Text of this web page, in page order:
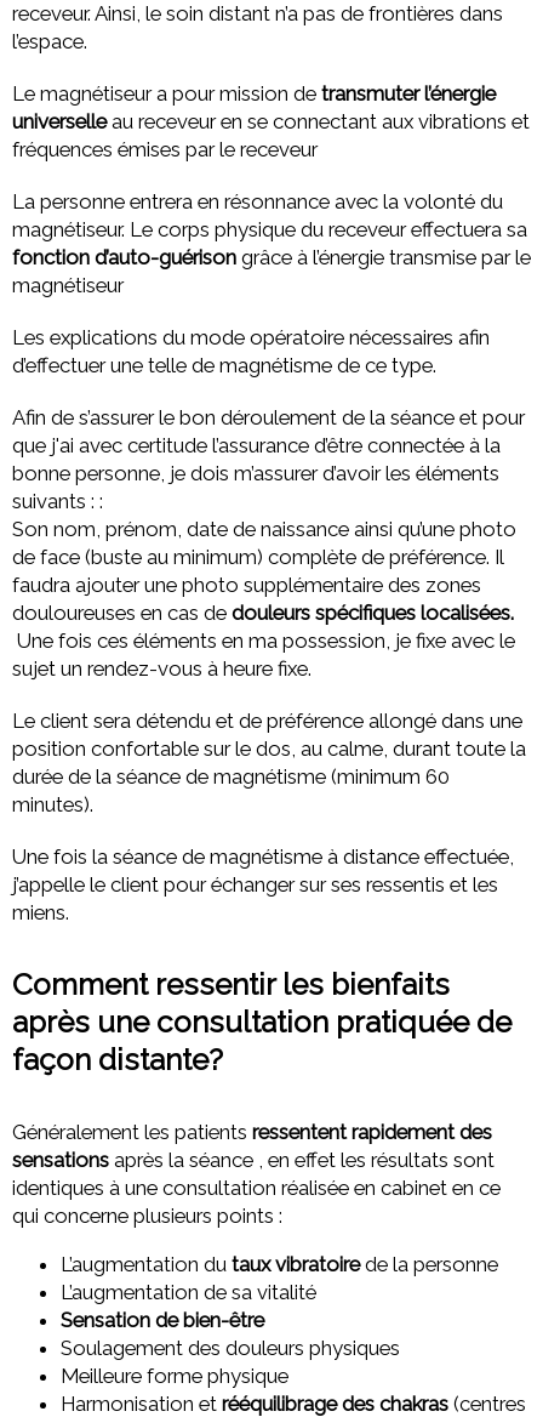
receveur. Ainsi, le soin distant n’a pas de frontières dans
l’espace.
Le magnétiseur a pour mission de transmuter l’énergie
universelleau receveur en se connectant aux vibrations et
fréquences émises par le receveur
La personne entrera en résonnance avec la volonté du
magnétiseur. Le corps physique du receveur effectuera sa
fonction d’auto-guérison grâce à l’énergie transmise par le
magnétiseur
Les explications du mode opératoire nécessaires afin
d’effectuer une telle de magnétisme de ce type.
Afin de s’assurer le bon déroulement de la séance et pour
que j'ai avec certitude l’assurance d’être connectée à la
bonne personne, je dois m’assurer d’avoir les éléments
suivants : :
Son nom, prénom, date de naissance ainsi qu’une photo
de face (buste au minimum) complète de préférence. Il
faudra ajouter une photo supplémentaire des zones
douloureuses en cas de douleurs spécifiques localisées.
Une fois ces éléments en ma possession, je fixe avec le
sujet un rendez-vous à heure fixe.
Le client sera détendu et de préférence allongé dans une
position confortable sur le dos, au calme, durant toute la
durée de la séance de magnétisme (minimum 60
minutes).
Une fois la séance de magnétisme à distance effectuée,
j’appelle le client pour échanger sur ses ressentis et les
miens.
Comment ressentir les bienfaits
après une consultation pratiquée de
façon distante?
Généralement les patients ressentent rapidement des
sensations après la séance , en effet les résultats sont
identiques à une consultation réalisée en cabinet en ce
qui concerne plusieurs points :
L’augmentation du taux vibratoirede la personne
L’augmentation de sa vitalité
Sensation de bien-être
Soulagement des douleurs physiques
Meilleure forme physique
Harmonisation et rééquilibrage des chakras (centres